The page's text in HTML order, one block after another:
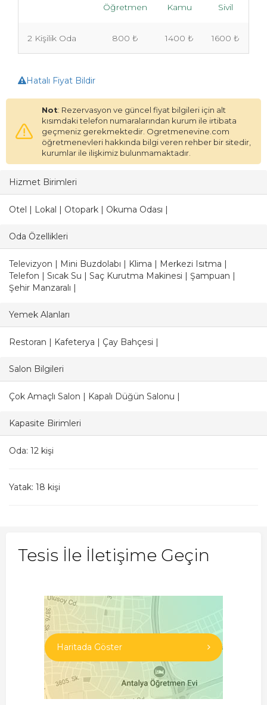
Öğretmen Kamu Sivil
2 Kişilik Oda 800 ₺ 1400 ₺ 1600 ₺
Hatalı Fiyat Bildir
Not: Rezervasyon ve güncel fiyat bilgileri için alt
kısımdaki telefon numaralarından kurum ile irtibata
geçmeniz gerekmektedir. Ogretmenevine.com
öğretmenevleri hakkında bilgi veren rehber bir sitedir,
kurumlar ile ilişkimiz bulunmamaktadır.
Hizmet Birimleri
Otel | Lokal | Otopark | Okuma Odası |
Oda Özellikleri
Televizyon | Mini Buzdolabı | Klima | Merkezi Isıtma |
Telefon | Sıcak Su | Saç Kurutma Makinesi | Şampuan |
Şehir Manzaralı |
Yemek Alanları
Restoran | Kafeterya | Çay Bahçesi |
Salon Bilgileri
Çok Amaçlı Salon | Kapalı Düğün Salonu |
Kapasite Birimleri
Oda: 12 kişi
Yatak: 18 kişi
Tesis İle İletişime Geçin
Haritada Göster